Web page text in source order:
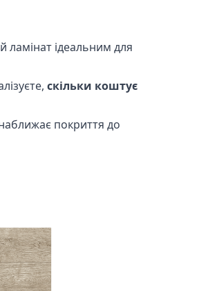
ламінат ідеальним для
скільки коштує
покриття до